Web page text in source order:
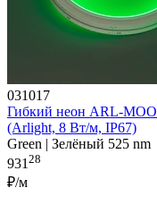
031017
Гибкий неон ARL-
(Arlight, 8 Вт/м, IP67)
Green | Зелёный 525 nm
931 28
₽/м